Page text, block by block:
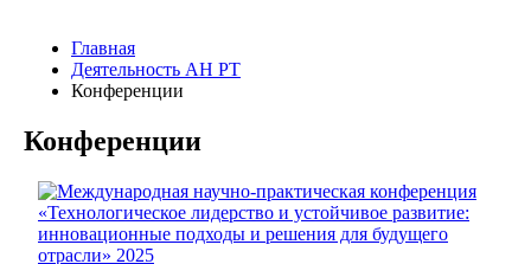
Главная
Деятельность АН РТ
Конференции
Конференции